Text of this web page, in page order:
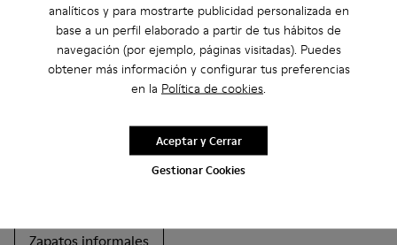
analíticos y para mostrarte publicidad personalizada en
base a un perfil elaborado a partir de tus hábitos de
navegación (por ejemplo, páginas visitadas). Puedes
obtener más información y configurar tus preferencias
en la Política de cookies.
Gestionar Cookies
Aceptar y Cerrar
Otras Categorías
Non Leather
Bailarinas
Zapatos de cordones
Autocierre
Zapatos informales